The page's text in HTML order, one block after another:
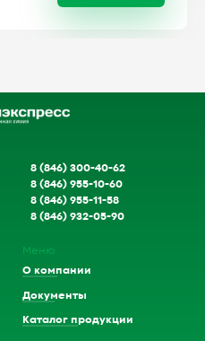
8 (846) 300-40-62
8 (846) 955-10-60
8 (846) 955-11-58
8 (846) 932-05-90
Меню
О компании
Документы
Каталог продукции